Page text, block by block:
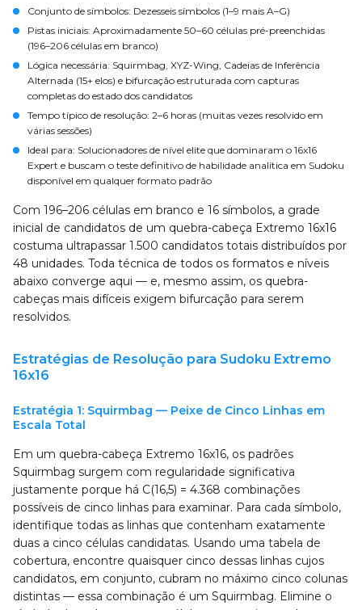
Conjunto de símbolos: Dezesseis símbolos (1–9 mais A–G)
Pistas iniciais: Aproximadamente 50–60 células pré-preenchidas
(196–206 células em branco)
Lógica necessária: Squirmbag, XYZ-Wing, Cadeias de Inferência
Alternada (15+ elos) e bifurcação estruturada com capturas
completas do estado dos candidatos
Tempo típico de resolução: 2–6 horas (muitas vezes resolvido em
várias sessões)
Ideal para: Solucionadores de nível elite que dominaram o 16x16
Expert e buscam o teste definitivo de habilidade analítica em Sudoku
disponível em qualquer formato padrão
Com 196–206 células em branco e 16 símbolos, a grade
inicial de candidatos de um quebra-cabeça Extremo 16x16
costuma ultrapassar 1.500 candidatos totais distribuídos por
48 unidades. Toda técnica de todos os formatos e níveis
abaixo converge aqui — e, mesmo assim, os quebra-
cabeças mais difíceis exigem bifurcação para serem
resolvidos.
Estratégias de Resolução para Sudoku Extremo
16x16
Estratégia 1: Squirmbag — Peixe de Cinco Linhas em
Escala Total
Em um quebra-cabeça Extremo 16x16, os padrões
Squirmbag surgem com regularidade significativa
justamente porque há C(16,5) = 4.368 combinações
possíveis de cinco linhas para examinar. Para cada símbolo,
identifique todas as linhas que contenham exatamente
duas a cinco células candidatas. Usando uma tabela de
cobertura, encontre quaisquer cinco dessas linhas cujos
candidatos, em conjunto, cubram no máximo cinco colunas
distintas — essa combinação é um Squirmbag. Elimine o